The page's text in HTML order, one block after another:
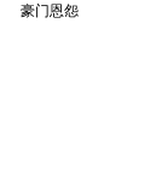
豪门恩怨